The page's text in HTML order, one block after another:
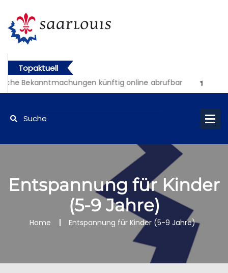
Topaktuell
Bekanntmachungen künftig online abrufbar
Entspannung für Kinder
(5-9 Jahre)
Home Entspannung für Kinder (5-9 Jahre)